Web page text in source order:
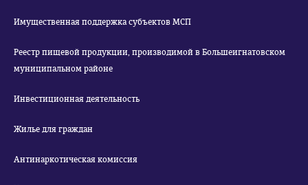
Имущественная поддержка субъектов МСП
Реестр пищевой продукции, производимой в Большеигнатовском
муниципальном районе
Инвестиционная деятельность
Жилье для граждан
Антинаркотическая комиссия